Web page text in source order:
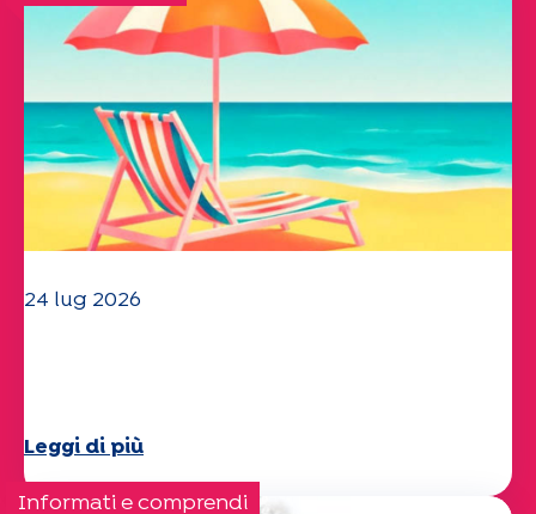
24 lug 2026
Leggi di più
Informati e comprendi